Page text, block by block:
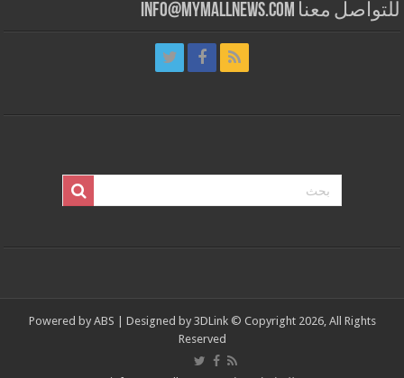
للتواصل معنا info@mymallnews.com
Powered by ABS | Designed by 3DLink© Copyright 2026, All Rights
Reserved